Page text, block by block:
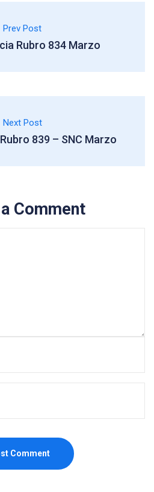
Prev Post
Rubro 834 Marzo
Next Post
839 – SNC Marzo
Comment
Comment